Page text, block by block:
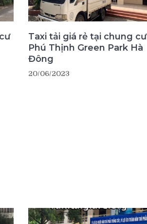
Taxi tải giá rẻ tại chung cư
Phú Thịnh Green Park Hà
Đông
20/06/2023